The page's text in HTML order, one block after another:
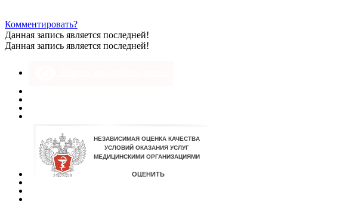
Комментировать?
Данная запись является последней!
Данная запись является последней!